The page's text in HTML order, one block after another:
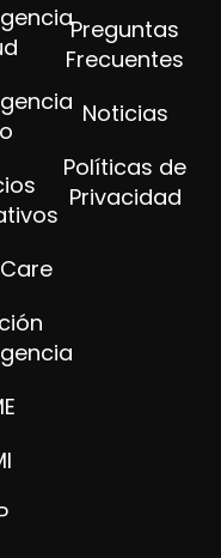
Preguntas
Frecuentes
Noticias
Políticas de
Privacidad